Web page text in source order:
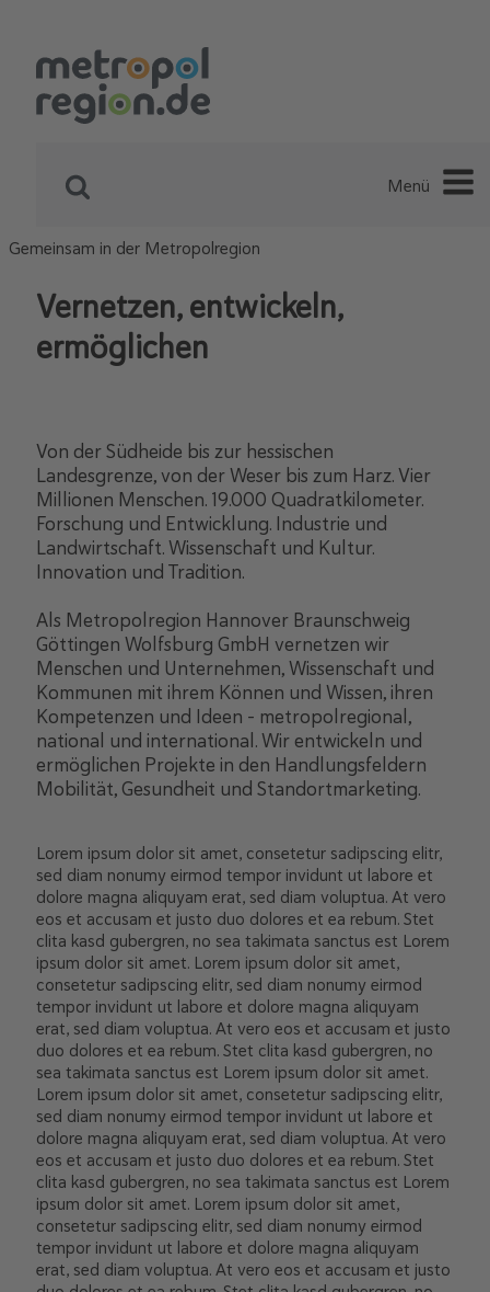
Menü
Gemeinsam in der Metropolregion
Vernetzen, entwickeln,
ermöglichen
Von der Südheide bis zur hessischen
Landesgrenze, von der Weser bis zum Harz. Vier
Millionen Menschen. 19.000 Quadratkilometer.
Forschung und Entwicklung. Industrie und
Landwirtschaft. Wissenschaft und Kultur.
Innovation und Tradition.
Als Metropolregion Hannover Braunschweig
Göttingen Wolfsburg GmbH vernetzen wir
Menschen und Unternehmen, Wissenschaft und
Kommunen mit ihrem Können und Wissen, ihren
Kompetenzen und Ideen – metropolregional,
national und international. Wir entwickeln und
ermöglichen Projekte in den Handlungsfeldern
Mobilität, Gesundheit und Standortmarketing.
Lorem ipsum dolor sit amet, consetetur sadipscing elitr,
sed diam nonumy eirmod tempor invidunt ut labore et
dolore magna aliquyam erat, sed diam voluptua. At vero
eos et accusam et justo duo dolores et ea rebum. Stet
clita kasd gubergren, no sea takimata sanctus est Lorem
ipsum dolor sit amet. Lorem ipsum dolor sit amet,
consetetur sadipscing elitr, sed diam nonumy eirmod
tempor invidunt ut labore et dolore magna aliquyam
erat, sed diam voluptua. At vero eos et accusam et justo
duo dolores et ea rebum. Stet clita kasd gubergren, no
sea takimata sanctus est Lorem ipsum dolor sit amet.
Lorem ipsum dolor sit amet, consetetur sadipscing elitr,
sed diam nonumy eirmod tempor invidunt ut labore et
dolore magna aliquyam erat, sed diam voluptua. At vero
eos et accusam et justo duo dolores et ea rebum. Stet
clita kasd gubergren, no sea takimata sanctus est Lorem
ipsum dolor sit amet. Lorem ipsum dolor sit amet,
consetetur sadipscing elitr, sed diam nonumy eirmod
tempor invidunt ut labore et dolore magna aliquyam
erat, sed diam voluptua. At vero eos et accusam et justo